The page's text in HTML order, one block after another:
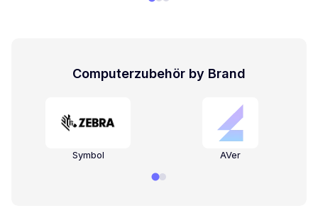
Computerzubehör by Brand
Symbol AVer